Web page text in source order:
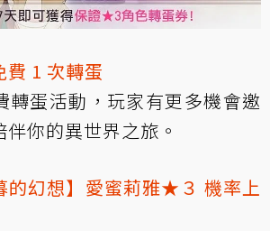
費 1 次轉蛋
轉蛋活動，玩家有更多機會邀
你的異世界之旅。
的幻想】愛蜜莉雅★３ 機率上